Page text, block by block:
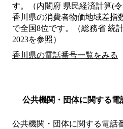
す。（内閣府 県民経済計算(令
香川県の消費者物価地域差指
で全国8位です。（総務省 統
2023を参照）
香川県の電話番号一覧をみる
公共機関・団体に関する電
公共機関・団体に関する電話